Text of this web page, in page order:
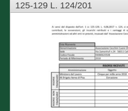
125-129 L. 124/201